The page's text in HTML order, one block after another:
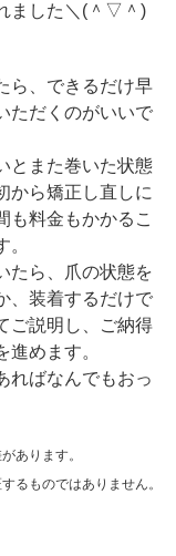
ました＼(＾▽＾)
ら、できるだけ早
ただくのがいいで
とまた巻いた状態
から矯正し直しに
も料金もかかるこ
たら、爪の状態を
、装着するだけで
ご説明し、ご納得
進めます。
ればなんでもおっ
あります。
るものではありません。